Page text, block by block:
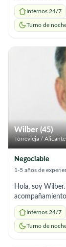
soy muy
mí, tengo
Internos 24/7
Turno de
Wilber (45)
Torrevieja / Alicante
Negociable
1-5 años de
Hola, soy
Soy responsable
Internos 24/7
Turno de